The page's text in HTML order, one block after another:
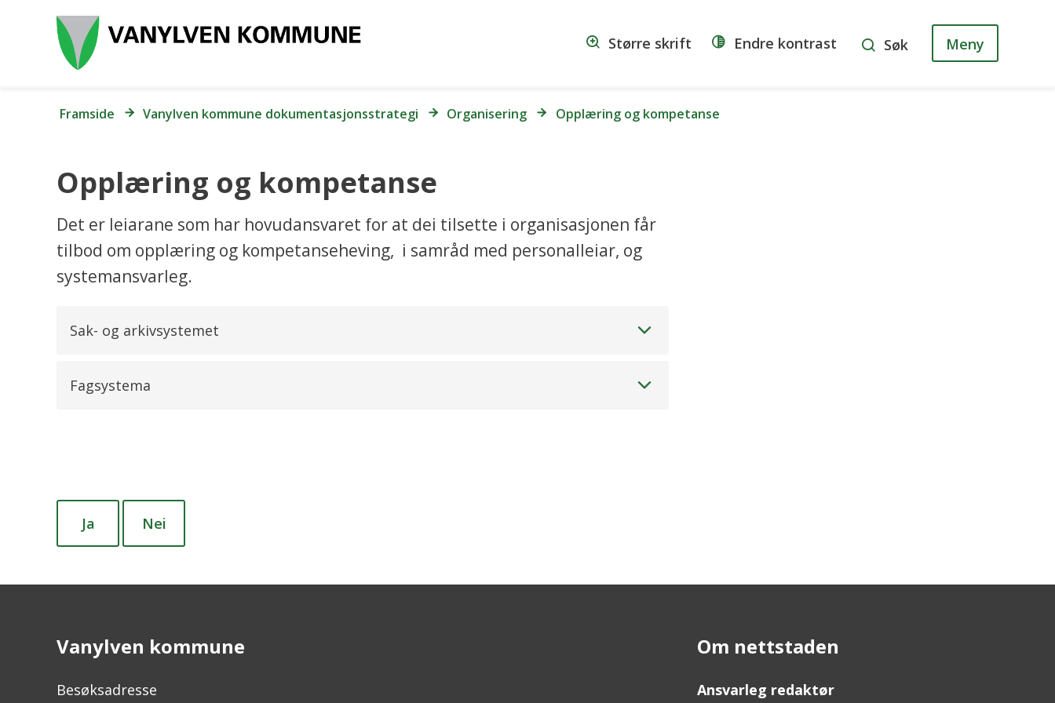
Dokumentasjonsstrategi
Større skrift Endre kontrast Søk Meny
Du
Framside Vanylven kommune dokumentasjonsstrategi Organisering Opplæring og kompetanse
Opplæring og kompetanse
Det er leiarane som har hovudansvaret for at dei tilsette i organisasjonen får
tilbod om opplæring og kompetanseheving, i samråd med personalleiar, og
systemansvarleg.
Sak- og arkivsystemet
Fagsystema
Ja Nei
Vanylven kommune
Besøksadresse
Om nettstaden
Ansvarleg redaktør